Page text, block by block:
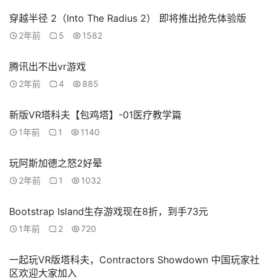
V
论
坛
社
穿越半径 2（Into The Radius 2） 即将推出抢先体验版
2年前 5 1582
腾讯出不出vr游戏
2年前 4 885
新版VR塔科夫【包鸡塔】-01医疗教学篇
1年前 1 1140
玩阿斯加德之怒2好晕
2年前 1 1032
Bootstrap Island生存游戏现在8折，到手73元
1年前 2 720
一起玩VR版塔科夫，Contractors Showdown 中国玩家社
区欢迎大家加入